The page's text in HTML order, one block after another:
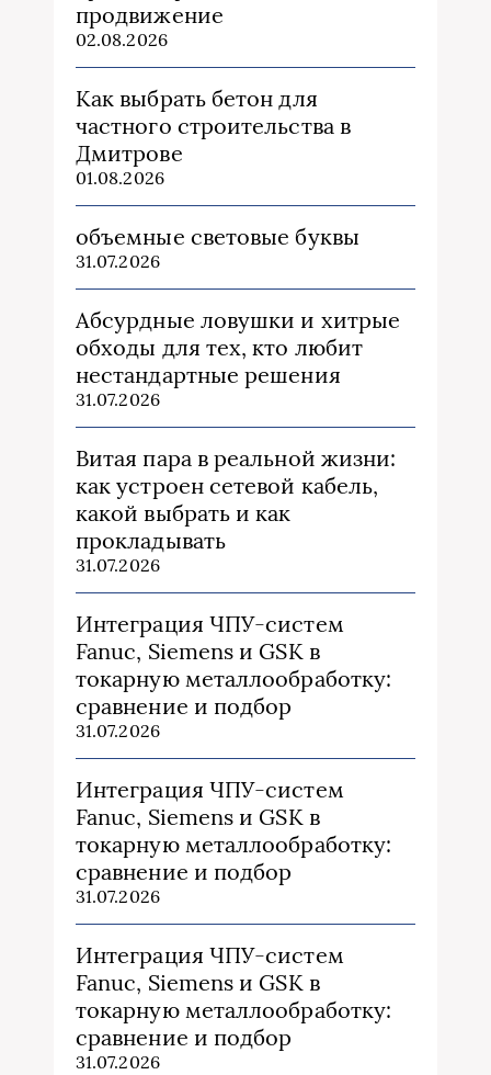
продвижение
02.08.2026
Как выбрать бетон для
частного строительства в
Дмитрове
01.08.2026
объемные световые буквы
31.07.2026
Абсурдные ловушки и хитрые
обходы для тех, кто любит
нестандартные решения
31.07.2026
Витая пара в реальной жизни:
как устроен сетевой кабель,
какой выбрать и как
прокладывать
31.07.2026
Интеграция ЧПУ-систем
Fanuc, Siemens и GSK в
токарную металлообработку:
сравнение и подбор
31.07.2026
Интеграция ЧПУ-систем
Fanuc, Siemens и GSK в
токарную металлообработку:
сравнение и подбор
31.07.2026
Интеграция ЧПУ-систем
Fanuc, Siemens и GSK в
токарную металлообработку:
сравнение и подбор
31.07.2026